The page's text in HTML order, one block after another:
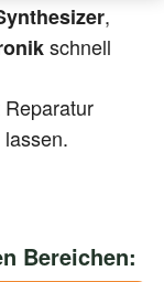
,
schnell
Bereichen: